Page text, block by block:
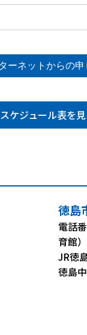
スケジュール表を
徳島
電話
育館）
JR徳
徳島